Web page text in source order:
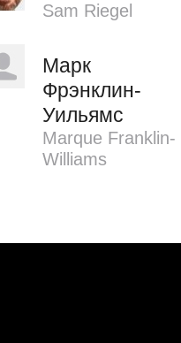
Sam Riegel
Марк
Фрэнклин-
Уильямс
Marque Franklin-
Williams